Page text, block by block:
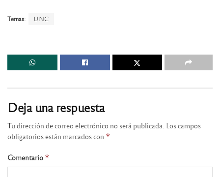
Temas: UNC
Deja una respuesta
Tu dirección de correo electrónico no será publicada. Los campos
obligatorios están marcados con *
Comentario *